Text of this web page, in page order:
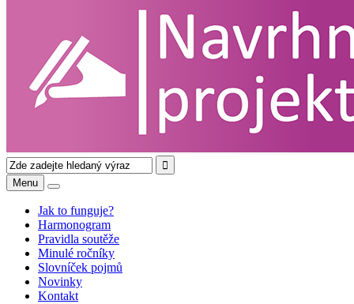
Menu
Jak to funguje?
Harmonogram
Pravidla soutěže
Minulé ročníky
Slovníček pojmů
Novinky
Kontakt